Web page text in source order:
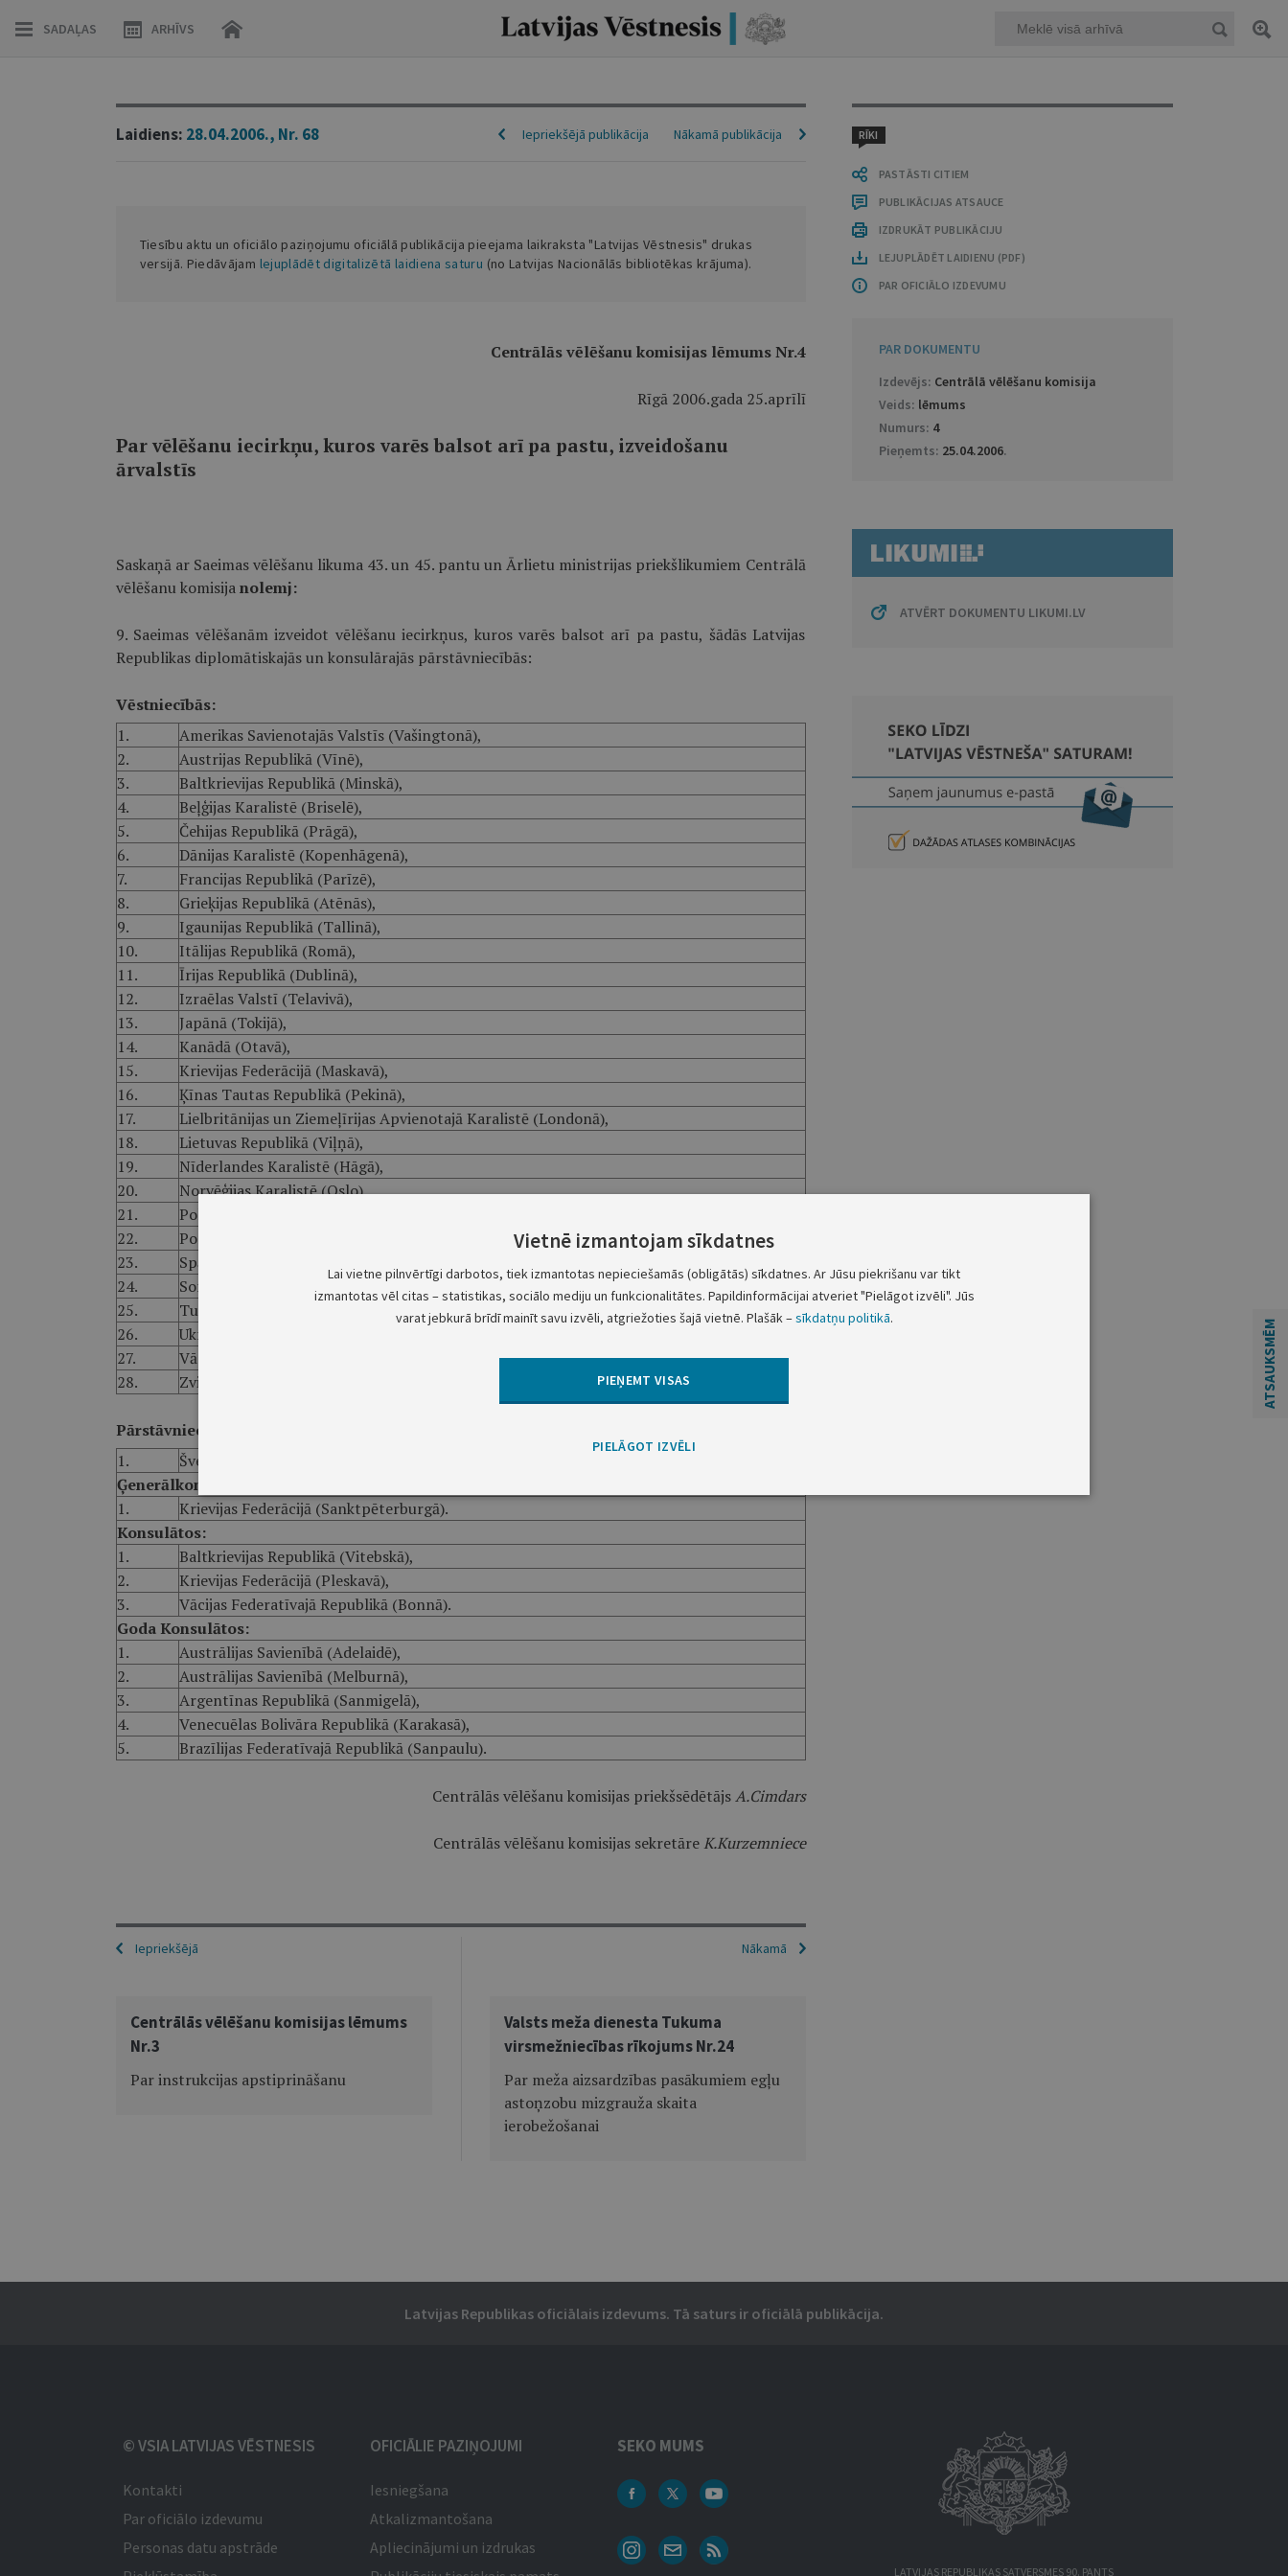
SADAĻAS ARHĪVS
RĪKI
PASTĀSTI CITIEM
PUBLIKĀCIJAS ATSAUCE
IZDRUKĀT PUBLIKĀCIJU
LEJUPLĀDĒT LAIDIENU (PDF)
PAR OFICIĀLO IZDEVUMU
PAR DOKUMENTU
Izdevējs: Centrālā vēlēšanu komisija
Veids: lēmums
Numurs: 4
Pieņemts: 25.04.2006.
ATVĒRT DOKUMENTU LIKUMI.LV
Laidiens: 28.04.2006., Nr. 68 Nākamā publikācija
Iepriekšējā publikācija
Tiesību aktu un oficiālo paziņojumu oficiālā publikācija pieejama laikraksta "Latvijas Vēstnesis" drukas
versijā. Piedāvājam lejuplādēt digitalizētā laidiena saturu (no Latvijas Nacionālās bibliotēkas krājuma).
Centrālās vēlēšanu komisijas lēmums Nr.4
Rīgā 2006.gada 25.aprīlī
Par vēlēšanu iecirkņu, kuros varēs balsot arī pa pastu, izveidošanu
ārvalstīs
Saskaņā ar Saeimas vēlēšanu likuma 43. un 45. pantu un Ārlietu ministrijas priekšlikumiem Centrālā
vēlēšanu komisijanolemj:
9. Saeimas vēlēšanām izveidot vēlēšanu iecirkņus, kuros varēs balsot arī pa pastu, šādās Latvijas
Republikas diplomātiskajās un konsulārajās pārstāvniecībās:
Vēstniecībās:
1.
Amerikas Savienotajās Valstīs (Vašingtonā),
2.
Austrijas Republikā (Vīnē),
3.
Baltkrievijas Republikā (Minskā),
4.
Beļģijas Karalistē (Briselē),
5.
Čehijas Republikā (Prāgā),
6.
Dānijas Karalistē (Kopenhāgenā),
7.
Francijas Republikā (Parīzē),
8.
Grieķijas Republikā (Atēnās),
9.
Igaunijas Republikā (Tallinā),
10.
Itālijas Republikā (Romā),
11.
Īrijas Republikā (Dublinā),
12.
Izraēlas Valstī (Telavivā),
13.
Japānā (Tokijā),
14.
Kanādā (Otavā),
15.
Krievijas Federācijā (Maskavā),
16.
Ķīnas Tautas Republikā (Pekinā),
17.
Lielbritānijas un Ziemeļīrijas Apvienotajā Karalistē (Londonā),
18.
Lietuvas Republikā (Viļņā),
19.
Nīderlandes Karalistē (Hāgā),
20.
Norvēģijas Karalistē (Oslo),
21.
Polijas Republikā (Varšavā),
22.
Portugāles Republikā (Lisabonā),
23.
Spānijas Karalistē (Madridē),
24.
Somijas Republikā (Helsinkos),
25.
Turcijas Republikā (Ankarā),
26.
Ukrainā (Kijevā),
27.
Vācijas Federatīvajā Republikā (Berlīnē),
28.
Zviedrijas Karalistē (Stokholmā).
Pārstāvniecībā ANO:
1.
Šveices Konfederācijā (Ženēvā).
Ģenerālkonsulātā:
1.
Krievijas Federācijā (Sanktpēterburgā).
Konsulātos:
1.
Baltkrievijas Republikā (Vitebskā),
2.
Krievijas Federācijā (Pleskavā),
3.
Vācijas Federatīvajā Republikā (Bonnā).
Goda Konsulātos:
1.
Austrālijas Savienībā (Adelaidē),
2.
Austrālijas Savienībā (Melburnā),
3.
Argentīnas Republikā (Sanmigelā),
4.
Venecuēlas Bolivāra Republikā (Karakasā),
5.
Brazīlijas Federatīvajā Republikā (Sanpaulu).
Centrālās vēlēšanu komisijas priekšsēdētājsA.Cimdars
Centrālās vēlēšanu komisijas sekretāreK.Kurzemniece
Iepriekšējā Nākamā
Centrālās vēlēšanu komisijas lēmums
Nr.3
Par instrukcijas apstiprināšanu
Valsts meža dienesta Tukuma
virsmežniecības rīkojums Nr.24
Par meža aizsardzības pasākumiem egļu
astoņzobu mizgrauža skaita
ierobežošanai
Latvijas Republikas oficiālais izdevums. Tā saturs ir oficiālā publikācija.
© VSIA LATVIJAS VĒSTNESIS
Kontakti
Par oficiālo izdevumu
Personas datu apstrāde
OFICIĀLIE PAZIŅOJUMI
Iesniegšana
Atkalizmantošana
Apliecinājumi un izdrukas
SEKO MUMS
LATVIJAS REPUBLIKAS SATVERSMES 90. PANTS
ATSAUKSMĒM
Vietnē izmantojam sīkdatnes
Lai vietne pilnvērtīgi darbotos, tiek izmantotas nepieciešamās (obligātās) sīkdatnes. Ar Jūsu piekrišanu var tikt
izmantotas vēl citas – statistikas, sociālo mediju un funkcionalitātes. Papildinformācijai atveriet "Pielāgot izvēli". Jūs
varat jebkurā brīdī mainīt savu izvēli, atgriežoties šajā vietnē. Plašāk –sīkdatņu politikā.
PIEŅEMT VISAS
PIELĀGOT IZVĒLI